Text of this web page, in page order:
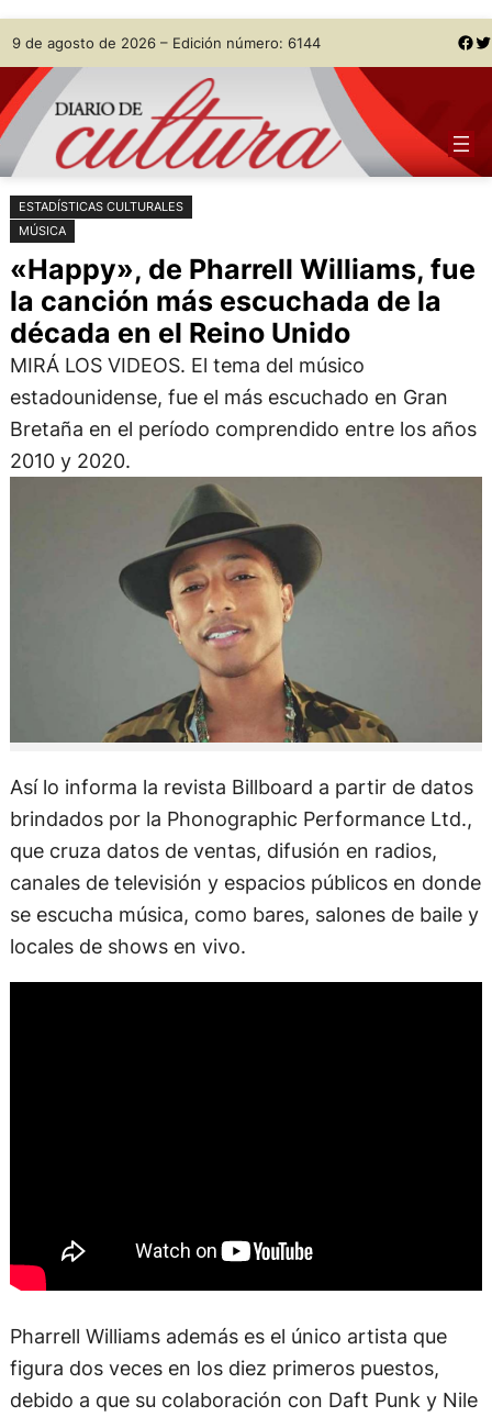
Saltar
al
contenido
Skip
to
content
9 de agosto de 2026 – Edición número: 6144 Facebook Twitter
ESTADÍSTICAS CULTURALES
MÚSICA
«Happy», de Pharrell Williams, fue
la canción más escuchada de la
década en el Reino Unido
MIRÁ LOS VIDEOS. El tema del músico
estadounidense, fue el más escuchado en Gran
Bretaña en el período comprendido entre los años
2010 y 2020.
Así lo informa la revista Billboard a partir de datos
brindados por la Phonographic Performance Ltd.,
que cruza datos de ventas, difusión en radios,
canales de televisión y espacios públicos en donde
se escucha música, como bares, salones de baile y
locales de shows en vivo.
Pharrell Williams además es el único artista que
figura dos veces en los diez primeros puestos,
debido a que su colaboración con Daft Punk y Nile